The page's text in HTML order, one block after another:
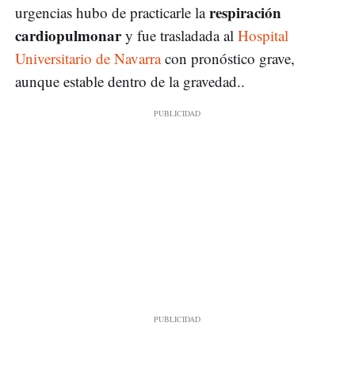
urgencias hubo de practicarle larespiración
cardiopulmonary fue trasladada al Hospital
Universitario de Navarracon pronóstico grave,
aunque estable dentro de la gravedad..